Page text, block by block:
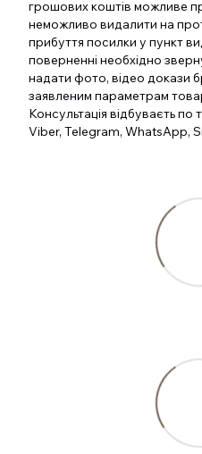
грошових коштів можливе
неможливо видалити на
прибуття посилки у пункт
поверненні необхідно
надати фото, відео докази
заявленим параметрам
Консультація відбуваєть
Viber, Telegram, WhatsApp,